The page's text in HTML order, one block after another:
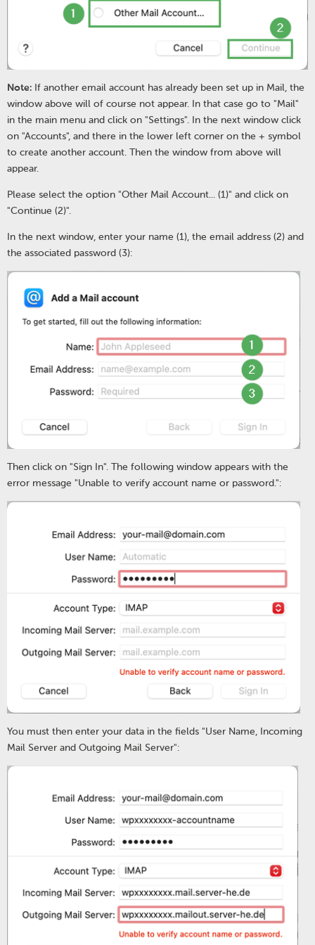
Note: If another email account has already been set up in Mail, the
window above will of course not appear. In that case go to "Mail"
in the main menu and click on "Settings". In the next window click
on "Accounts", and there in the lower left corner on the + symbol
to create another account. Then the window from above will
appear.
Please select the option "Other Mail Account... (1)" and click on
"Continue (2)".
In the next window, enter your name (1), the email address (2) and
the associated password (3):
Then click on "Sign In". The following window appears with the
error message "Unable to verify account name or password.":
You must then enter your data in the fields "User Name, Incoming
Mail Server and Outgoing Mail Server":